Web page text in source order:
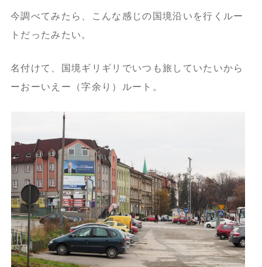
今調べてみたら、こんな感じの国境沿いを行くルー
トだったみたい。
名付けて、国境ギリギリでいつも旅していたいから
ーおーいえー（字余り）ルート。